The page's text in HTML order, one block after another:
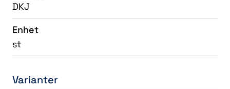
DKJ
Enhet
st
Varianter